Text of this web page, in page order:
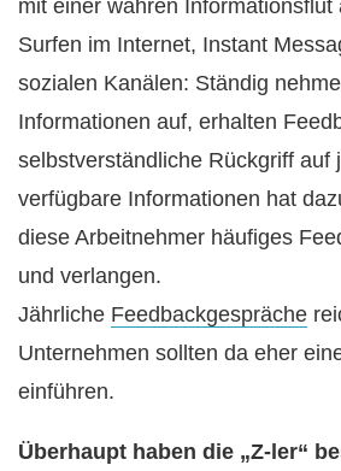
mit einer wahren
Surfen im Internet, Instant
sozialen Kanälen: Ständig
Informationen auf, erhalten
selbstverständliche Rückgriff auf
verfügbare Informationen hat
diese Arbeitnehmer häufiges
und verlangen.
Jährliche Feedbackgespräche
Unternehmen sollten da eher
einführen.
Überhaupt haben die „Z-ler“